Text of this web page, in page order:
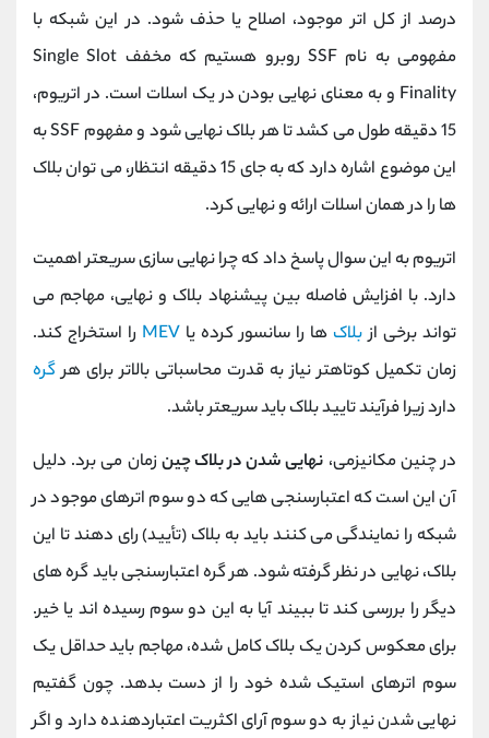
درصد از کل اتر موجود، اصلاح یا حذف شود. در این شبکه با
مفهومی به نام SSF روبرو هستیم که مخفف Single Slot
Finality و به معنای نهایی بودن در یک اسلات است. در اتریوم،
15 دقیقه طول می کشد تا هر بلاک نهایی شود و مفهوم SSF به
این موضوع اشاره دارد که به جای 15 دقیقه انتظار، می توان بلاک
ها را در همان اسلات ارائه و نهایی کرد.
اتریوم به این سوال پاسخ داد که چرا نهایی‌ سازی سریعتر اهمیت
دارد. با افزایش فاصله بین پیشنهاد بلاک و نهایی، مهاجم می
تواند برخی ازبلاک ها را سانسور کرده یا MEV را استخراج کند.
زمان تکمیل کوتاهتر نیاز به قدرت محاسباتی بالاتر برای هرگره
دارد زیرا فرآیند تایید بلاک باید سریعتر باشد.
در چنین مکانیزمی، نهایی شدن در بلاک چین زمان می برد. دلیل
آن این است که اعتبارسنجی هایی که دو سوم اترهای موجود در
شبکه را نمایندگی می کنند باید به بلاک (تأیید) رای دهند تا این
بلاک، نهایی در نظر گرفته شود. هر گره اعتبارسنجی باید گره های
دیگر را بررسی کند تا ببیند آیا به این دو سوم رسیده اند یا خیر.
برای معکوس کردن یک بلاک کامل شده، مهاجم باید حداقل یک
سوم اترهای استیک شده خود را از دست بدهد. چون گفتیم
نهایی شدن نیاز به دو سوم آرای اکثریت اعتباردهنده دارد و اگر